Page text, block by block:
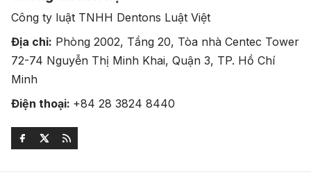
Công ty luật TNHH Dentons Luật Việt
Địa chỉ: Phòng 2002, Tầng 20, Tòa nhà Centec Tower
72-74 Nguyễn Thị Minh Khai, Quận 3, TP. Hồ Chí
Minh
Điện thoại: +84 28 3824 8440